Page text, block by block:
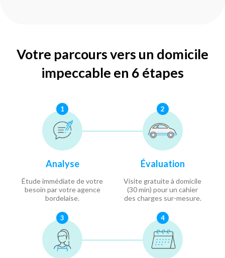
Votre parcours vers un domicile
impeccable en 6 étapes
1
Analyse
Étude immédiate de votre
besoin par votre agence
bordelaise.
2
Évaluation
Visite gratuite à domicile
(30 min) pour un cahier
des charges sur-mesure.
3 4